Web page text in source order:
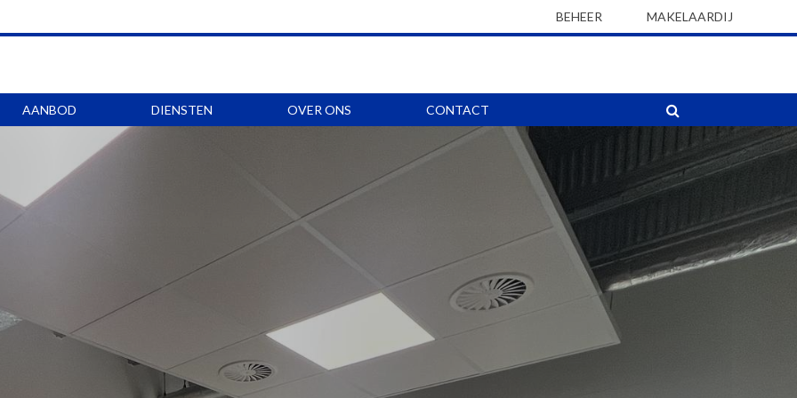
BEHEER MAKELAARDIJ
AANBOD DIENSTEN OVER ONS CONTACT